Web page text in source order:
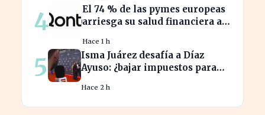
4
El 74 % de las pymes europeas
arriesga su salud financiera al
Hace 1 h
5
Isma Juárez desafía a Díaz
Ayuso: ¿bajar impuestos para
Hace 2 h